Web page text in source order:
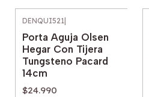
DENQUI521
Porta Aguja Olsen
Hegar Con Tijera
Tungsteno Pacard
14cm
$24.990